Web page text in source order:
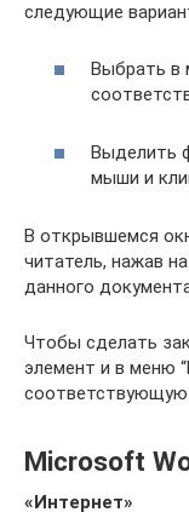
следующие
Выбрать в
Выделить
мыши и
В открывшемся
читатель, нажав
данного
Чтобы сделать
элемент и в меню
соответствующую
Microsoft
«Интернет»